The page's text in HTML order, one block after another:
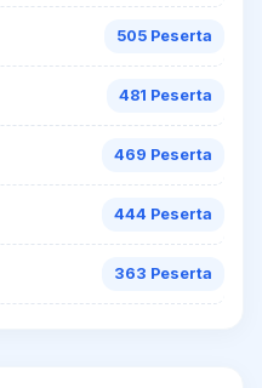
505 Peserta
481 Peserta
469 Peserta
444 Peserta
363 Peserta